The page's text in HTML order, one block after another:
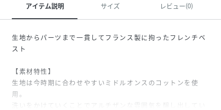
アイテム説明 サイズ レビュー(0)
生地からパーツまで一貫してフランス製に拘ったフレンチベ
スト
【素材特性】
生地は今時期に合わせやすいミドルオンスのコットンを使
用。
洗いをかけていくことでアルチザンな雰囲気を醸し出してい